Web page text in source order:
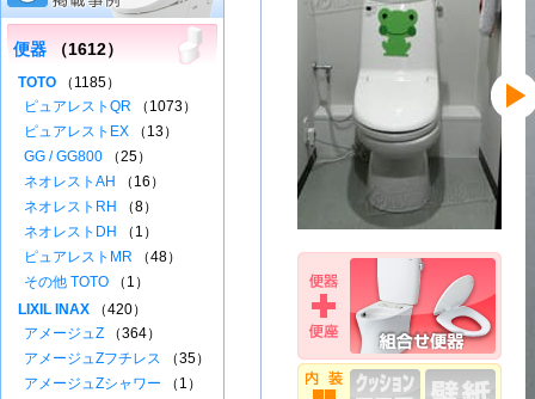
便器 （1612）
TOTO （1185）
ピュアレストQR （1073）
ピュアレストEX （13）
GG / GG800 （25）
ネオレストAH
（16）
ネオレストRH
（8）
ネオレストDH
（1）
ピュアレストMR （48）
その他 TOTO （1）
LIXIL INAX （420）
アメージュZ （364）
アメージュZフチレス （35）
アメージュZシャワー （1）